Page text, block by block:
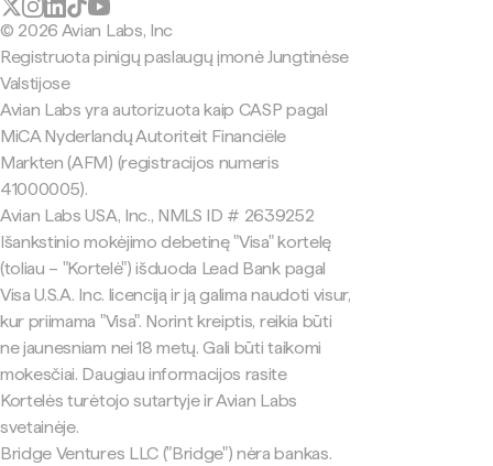
© 2026 Avian Labs, Inc
Registruota pinigų paslaugų įmonė Jungtinėse
Valstijose
Avian Labs yra autorizuota kaip CASP pagal
MiCA Nyderlandų Autoriteit Financiële
Markten (AFM) (registracijos numeris
41000005).
Avian Labs USA, Inc., NMLS ID # 2639252
Išankstinio mokėjimo debetinę "Visa" kortelę
(toliau – "Kortelė") išduoda Lead Bank pagal
Visa U.S.A. Inc. licenciją ir ją galima naudoti visur,
kur priimama "Visa". Norint kreiptis, reikia būti
ne jaunesniam nei 18 metų. Gali būti taikomi
mokesčiai. Daugiau informacijos rasite
Kortelės turėtojo sutartyje ir Avian Labs
svetainėje.
Bridge Ventures LLC ("Bridge") nėra bankas.